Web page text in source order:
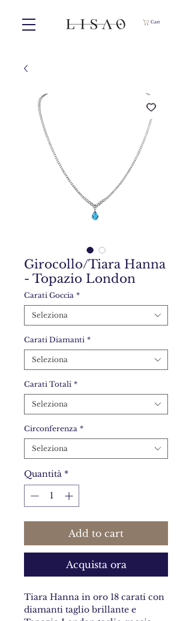
Cart
Girocollo/Tiara Hanna
- Topazio London
Carati Goccia *
Seleziona
Carati Diamanti *
Seleziona
Carati Totali *
Seleziona
Circonferenza *
Seleziona
Quantità *
Add to cart
Acquista ora
Tiara Hanna in oro 18 carati con
diamanti taglio brillante e